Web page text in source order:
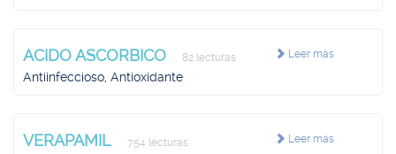
Leer más
ACIDO ASCORBICO 82 lecturas
Antiinfeccioso, Antioxidante
Leer más
VERAPAMIL 754 lecturas